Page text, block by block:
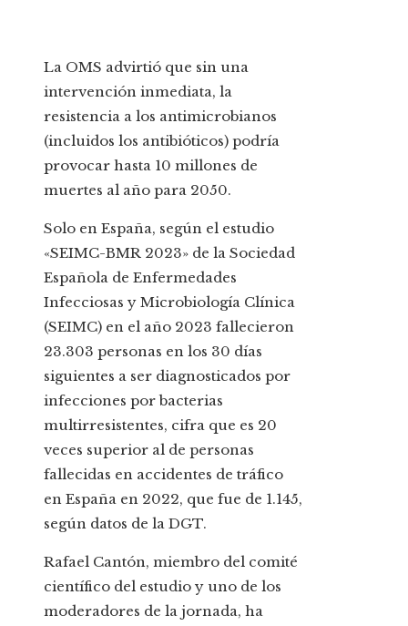
La OMS advirtió que sin una
intervención inmediata, la
resistencia a los antimicrobianos
(incluidos los antibióticos) podría
provocar hasta 10 millones de
muertes al año para 2050.
Solo en España, según el estudio
«SEIMC-BMR 2023» de la Sociedad
Española de Enfermedades
Infecciosas y Microbiología Clínica
(SEIMC) en el año 2023 fallecieron
23.303 personas en los 30 días
siguientes a ser diagnosticados por
infecciones por bacterias
multirresistentes, cifra que es 20
veces superior al de personas
fallecidas en accidentes de tráfico
en España en 2022, que fue de 1.145,
según datos de la DGT.
Rafael Cantón, miembro del comité
científico del estudio y uno de los
moderadores de la jornada, ha